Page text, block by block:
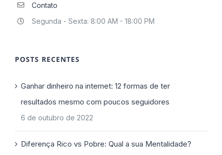
Contato
Segunda - Sexta: 8:00 AM - 18:00 PM
POSTS RECENTES
Ganhar dinheiro na internet: 12 formas de ter
resultados mesmo com poucos seguidores
6 de outubro de 2022
Diferença Rico vs Pobre: Qual a sua Mentalidade?